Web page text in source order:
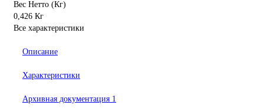
Вес Нетто (Кг)
0,426 Кг
Все характеристики
Описание
Характеристики
Архивная документация 1